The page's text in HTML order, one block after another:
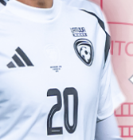
Spēlētāja statuss: Amatieris
Spēlētāja statuss: